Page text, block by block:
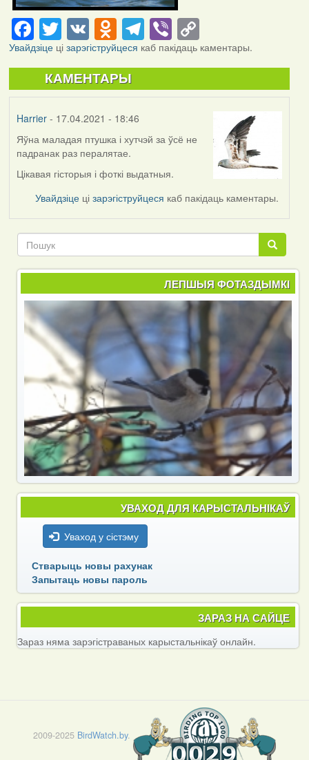
Facebook
Twitter
VKOdnoklassniki
Telegram
ViberCopy
Link
Увайдзіцеці зарэгіструйцеся каб пакідаць каментары.
КАМЕНТАРЫ
Harrier- 17.04.2021 - 18:46
Яўна маладая птушка і хутчэй за ўсё не
падранак раз пералятае.
Цікавая гісторыя і фоткі выдатныя.
Увайдзіце цізарэгіструйцеся каб пакідаць каментары.
Пошук
Пошук
ЛЕПШЫЯ ФОТАЗДЫМКІ
УВАХОД ДЛЯ КАРЫСТАЛЬНІКАЎ
Уваход у сістэму
Стварыць новы рахунак
Запытаць новы пароль
ЗАРАЗ НА САЙЦЕ
Зараз няма зарэгістраваных карыстальнікаў онлайн.
2009-2025 BirdWatch.by.